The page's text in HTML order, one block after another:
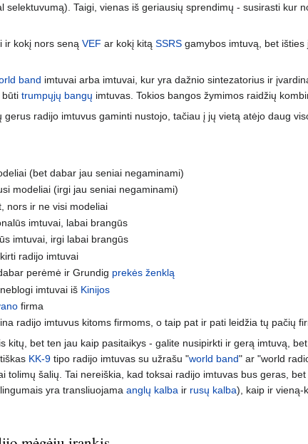
selektuvumą). Taigi, vienas iš geriausių sprendimų - susirasti kur
ir kokį nors seną VEF ar kokį kitą SSRS gamybos imtuvą, bet
band imtuvai arba imtuvai, kur yra dažnio sintezatorius ir
būti trumpųjų bangų imtuvas. Tokios bangos žymimos raidžių
radijo imtuvus gaminti nustojo, tačiau į jų vietą atėjo daug
(bet dabar jau seniai negaminami)
modeliai (irgi jau seniai negaminami)
nors ir ne visi modeliai
imtuvai, labai brangūs
imtuvai, irgi labai brangūs
radijo imtuvai
perėmė ir Grundig prekės ženklą
imtuvai iš Kinijos
firma
radijo imtuvus kitoms firmoms, o taip pat ir pati leidžia tų pačių
kitų, bet ten jau kaip pasitaikys - galite nusipirkti ir gerą imtuvą,
KK-9 tipo radijo imtuvas su užrašu "world band" ar "world
tolimų šalių. Tai nereiškia, kad toksai radijo imtuvas bus geras,
yra transliuojama anglų kalba ir rusų kalba), kaip ir vieną-